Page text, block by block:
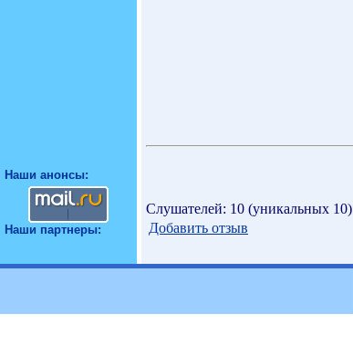
Наши анонсы:
Наши партнеры:
Слушателей: 10 (уникальных 10)
Добавить отзыв